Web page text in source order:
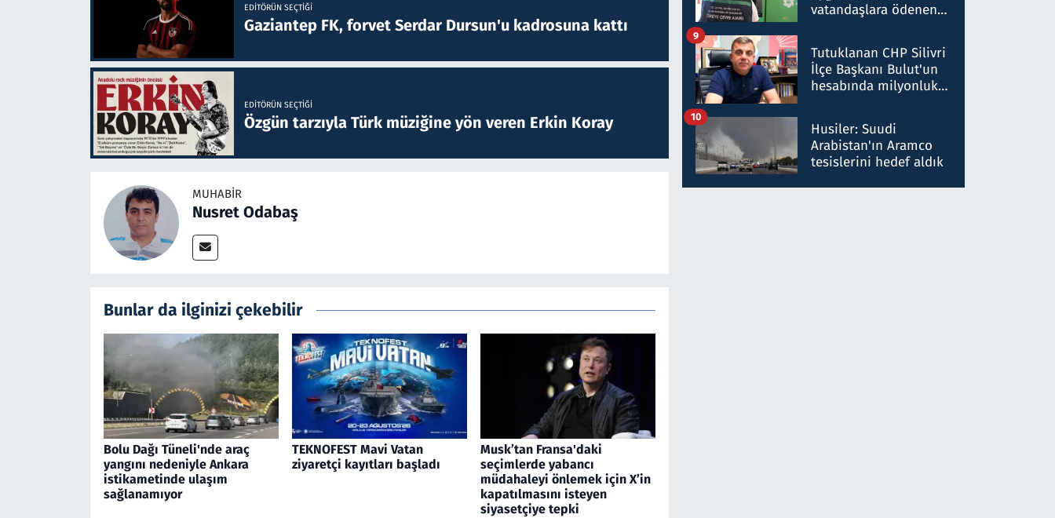
EDITÖRÜN SEÇTIĞI
Gaziantep FK, forvet Serdar Dursun'u kadrosuna kattı
EDITÖRÜN SEÇTIĞI
Özgün tarzıyla Türk müziğine yön veren Erkin Koray
MUHABIR
Nusret Odabaş
Bunlar da ilginizi çekebilir
Bolu Dağı Tüneli'nde araç
yangını nedeniyle Ankara
istikametinde ulaşım
sağlanamıyor
TEKNOFEST Mavi Vatan
ziyaretçi kayıtları başladı
Musk’tan Fransa'daki
seçimlerde yabancı
müdahaleyi önlemek için X’in
kapatılmasını isteyen
siyasetçiye tepki
vatandaşlara ödenen
düşürüldüğü" iddiasını
yalanladı
Tutuklanan CHP Silivri
İlçe Başkanı Bulut'un
hesabında milyonluk
talimat verdi, ben
gönderdim
9
Husiler: Suudi
Arabistan'ın Aramco
tesislerini hedef aldık
10